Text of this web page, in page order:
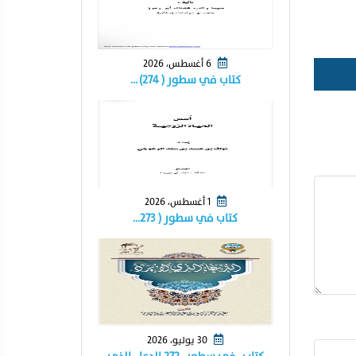
كتاب في سطور ( ٢٧٤) …
1 أغسطس، 2026
كتاب في سطور ( ٢٧٣…